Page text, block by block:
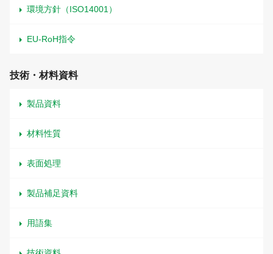
環境方針（ISO14001）
EU-RoH指令
技術・材料資料
製品資料
材料性質
表面処理
製品補足資料
用語集